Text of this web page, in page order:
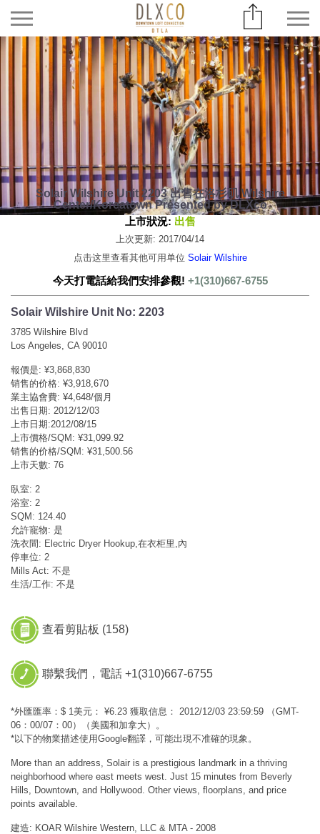
Solair Wilshire Unit 2203 出售在洛杉矶 Wilshire
Center/Koreatown Presented by DLXco
上市狀況: 出售
上次更新: 2017/04/14
点击这里查看其他可用单位 Solair Wilshire
今天打電話給我們安排參觀! +1(310)667-6755
Solair Wilshire Unit No: 2203
3785 Wilshire Blvd
Los Angeles, CA 90010
報價是: ¥3,868,830
销售的价格: ¥3,918,670
業主協會費: ¥4,648/個月
出售日期: 2012/12/03
上市日期:2012/08/15
上市價格/SQM: ¥31,099.92
销售的价格/SQM: ¥31,500.56
上市天數: 76
臥室: 2
浴室: 2
SQM: 124.40
允許寵物: 是
洗衣間: Electric Dryer Hookup,在衣柜里,內
停車位: 2
Mills Act: 不是
生活/工作: 不是
查看剪貼板 (158)
聯繫我們，電話 +1(310)667-6755
*外匯匯率：$ 1美元： ¥6.23 獲取信息： 2012/12/03 23:59:59 （GMT-
06：00/07：00）（美國和加拿大）。
*以下的物業描述使用Google翻譯，可能出現不准確的現象。
More than an address, Solair is a prestigious landmark in a thriving
neighborhood where east meets west. Just 15 minutes from Beverly
Hills, Downtown, and Hollywood. Other views, floorplans, and price
points available.
建造: KOAR Wilshire Western, LLC & MTA - 2008